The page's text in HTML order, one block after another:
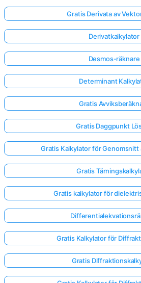
Gratis Derivata av
Derivatkalkylator
Desmos-räknare
Determinant
Gratis
Gratis Daggpunkt
Gratis Kalkylator för Genomsnitt
Gratis
Gratis kalkylator för
Gratis Kalkylator för
Gratis